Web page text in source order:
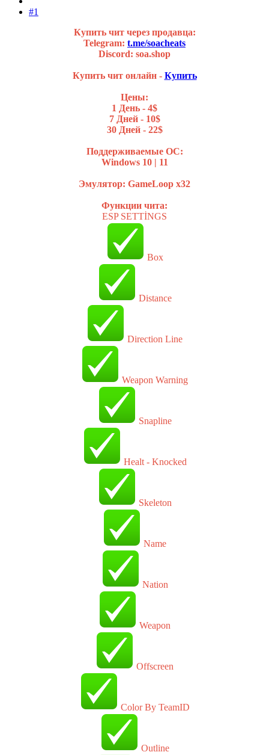
#1
Купить чит через продавца:
Telegram: t.me/soacheats
Discord: soa.shop
Купить чит онлайн - Купить
Цены:
1 День - 4$
7 Дней - 10$
30 Дней - 22$
Поддерживаемые ОС:
Windows 10 | 11
Эмулятор: GameLoop х32
Функции чита:
ESP SETTİNGS
Box
Distance
Direction Line
Weapon Warning
Snapline
Healt - Knocked
Skeleton
Name
Nation
Weapon
Offscreen
Color By TeamID
Outline